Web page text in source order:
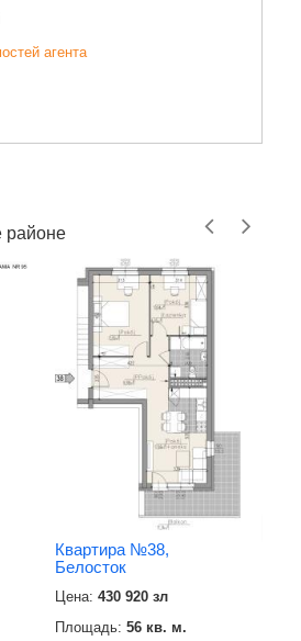
агента
районе
Квартира №38,
Белосток
Цена: 430 920 зл
Площадь: 56 кв. м.